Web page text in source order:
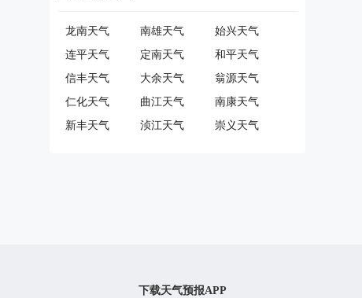
龙南天气 南雄天气
始兴天气
连平天气
定南天气
和平天气
信丰天气
大余天气
翁源天气
仁化天气
曲江天气
南康天气
新丰天气
浈江天气 崇义天气
下载天气预报APP